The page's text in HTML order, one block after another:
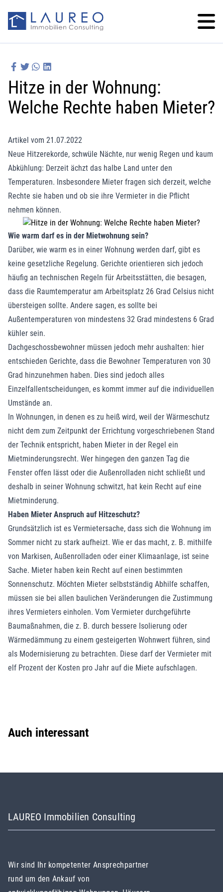
Hitze in der Wohnung:
Welche Rechte haben Mieter?
Artikel vom 21.07.2022
Neue Hitzerekorde, schwüle Nächte, nur wenig Regen und kaum
Abkühlung: Derzeit ächzt das halbe Land unter den
Temperaturen. Insbesondere Mieter fragen sich derzeit, welche
Rechte sie haben und ob sie ihre Vermieter in die Pflicht
nehmen können.
Wie warm darf es in der Mietwohnung sein?
Darüber, wie warm es in einer Wohnung werden darf, gibt es
keine gesetzliche Regelung. Gerichte orientieren sich jedoch
häufig an technischen Regeln für Arbeitsstätten, die besagen,
dass die Raumtemperatur am Arbeitsplatz 26 Grad Celsius nicht
übersteigen sollte. Andere sagen, es sollte bei
Außentemperaturen von mindestens 32 Grad mindestens 6 Grad
kühler sein.
Dachgeschossbewohner müssen jedoch mehr aushalten: hier
entschieden Gerichte, dass die Bewohner Temperaturen von 30
Grad hinzunehmen haben. Dies sind jedoch alles
Einzelfallentscheidungen, es kommt immer auf die individuellen
Umstände an.
In Wohnungen, in denen es zu heiß wird, weil der Wärmeschutz
nicht dem zum Zeitpunkt der Errichtung vorgeschriebenen Stand
der Technik entspricht, haben Mieter in der Regel ein
Mietminderungsrecht. Wer hingegen den ganzen Tag die
Fenster offen lässt oder die Außenrolladen nicht schließt und
deshalb in seiner Wohnung schwitzt, hat kein Recht auf eine
Mietminderung.
Haben Mieter Anspruch auf Hitzeschutz?
Grundsätzlich ist es Vermietersache, dass sich die Wohnung im
Sommer nicht zu stark aufheizt. Wie er das macht, z. B. mithilfe
von Markisen, Außenrolladen oder einer Klimaanlage, ist seine
Sache. Mieter haben kein Recht auf einen bestimmten
Sonnenschutz. Möchten Mieter selbstständig Abhilfe schaffen,
müssen sie bei allen baulichen Veränderungen die Zustimmung
ihres Vermieters einholen. Vom Vermieter durchgeführte
Baumaßnahmen, die z. B. durch bessere Isolierung oder
Wärmedämmung zu einem gesteigerten Wohnwert führen, sind
als Modernisierung zu betrachten. Diese darf der Vermieter mit
elf Prozent der Kosten pro Jahr auf die Miete aufschlagen.
Auch interessant
LAUREO Immobilien Consulting
Wir sind Ihr kompetenter Ansprechpartner
rund um den Ankauf von